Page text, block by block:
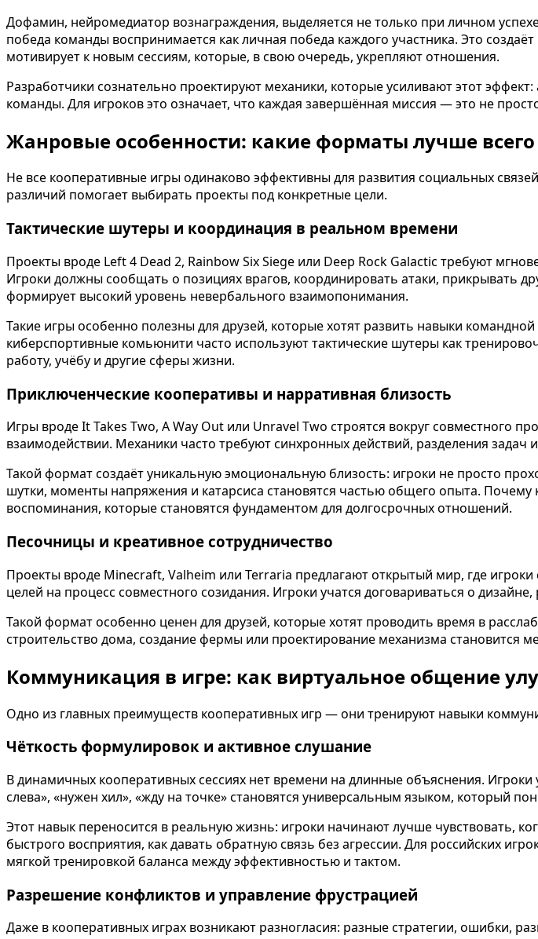
Дофамин, нейромедиатор вознаграждения, выделяется не только при личном
победа команды воспринимается как личная победа каждого участника. Это
мотивирует к новым сессиям, которые, в свою очередь, укрепляют отношения.
Разработчики сознательно проектируют механики, которые усиливают этот
команды. Для игроков это означает, что каждая завершённая миссия — это не
Жанровые особенности: какие форматы лучше всего
Не все кооперативные игры одинаково эффективны для развития социальных
различий помогает выбирать проекты под конкретные цели.
Тактические шутеры и координация в реальном времени
Проекты вроде Left 4 Dead 2, Rainbow Six Siege или Deep Rock Galactic требуют
Игроки должны сообщать о позициях врагов, координировать атаки, прикрывать
формирует высокий уровень невербального взаимопонимания.
Такие игры особенно полезны для друзей, которые хотят развить навыки
киберспортивные комьюнити часто используют тактические шутеры как
работу, учёбу и другие сферы жизни.
Приключенческие кооперативы и нарративная близость
Игры вроде It Takes Two, A Way Out или Unravel Two строятся вокруг совместного
взаимодействии. Механики часто требуют синхронных действий, разделения
Такой формат создаёт уникальную эмоциональную близость: игроки не просто
шутки, моменты напряжения и катарсиса становятся частью общего опыта.
воспоминания, которые становятся фундаментом для долгосрочных отношений.
Песочницы и креативное сотрудничество
Проекты вроде Minecraft, Valheim или Terraria предлагают открытый мир, где
целей на процесс совместного созидания. Игроки учатся договариваться о
Такой формат особенно ценен для друзей, которые хотят проводить время в
строительство дома, создание фермы или проектирование механизма
Коммуникация в игре: как виртуальное общение
Одно из главных преимуществ кооперативных игр — они тренируют навыки
Чёткость формулировок и активное слушание
В динамичных кооперативных сессиях нет времени на длинные объяснения.
слева», «нужен хил», «жду на точке» становятся универсальным языком, который
Этот навык переносится в реальную жизнь: игроки начинают лучше чувствовать,
быстрого восприятия, как давать обратную связь без агрессии. Для российских
мягкой тренировкой баланса между эффективностью и тактом.
Разрешение конфликтов и управление фрустрацией
Даже в кооперативных играх возникают разногласия: разные стратегии, ошибки,